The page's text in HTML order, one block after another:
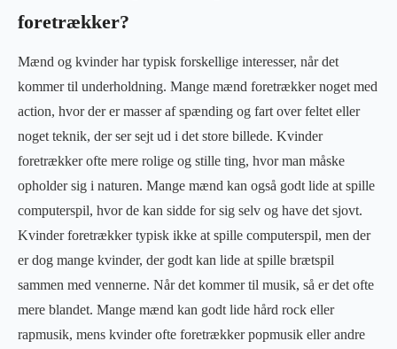
foretrækker?
Mænd og kvinder har typisk forskellige interesser, når det
kommer til underholdning. Mange mænd foretrækker noget med
action, hvor der er masser af spænding og fart over feltet eller
noget teknik, der ser sejt ud i det store billede. Kvinder
foretrækker ofte mere rolige og stille ting, hvor man måske
opholder sig i naturen. Mange mænd kan også godt lide at spille
computerspil, hvor de kan sidde for sig selv og have det sjovt.
Kvinder foretrækker typisk ikke at spille computerspil, men der
er dog mange kvinder, der godt kan lide at spille brætspil
sammen med vennerne. Når det kommer til musik, så er det ofte
mere blandet. Mange mænd kan godt lide hård rock eller
rapmusik, mens kvinder ofte foretrækker popmusik eller andre